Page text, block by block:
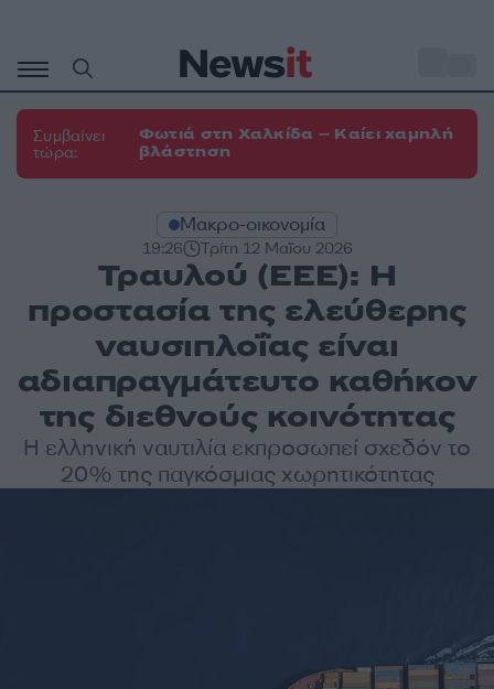
περιεχόμενο
Συμβαίνει
τώρα:
Φωτιά στη Χαλκίδα – Καίει χαμηλή
βλάστηση
Μακρο-οικονομία
19:26 Τρίτη 12 Μαΐου 2026
Τραυλού (EΕΕ): Η
προστασία της ελεύθερης
ναυσιπλοΐας είναι
αδιαπραγμάτευτο καθήκον
της διεθνούς κοινότητας
Η ελληνική ναυτιλία εκπροσωπεί σχεδόν το
20% της παγκόσμιας χωρητικότητας